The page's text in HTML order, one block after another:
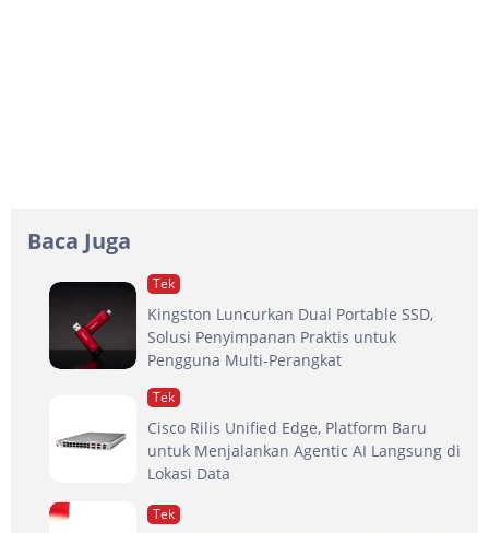
Baca Juga
Tek
Kingston Luncurkan Dual Portable SSD,
Solusi Penyimpanan Praktis untuk
Pengguna Multi-Perangkat
Tek
Cisco Rilis Unified Edge, Platform Baru
untuk Menjalankan Agentic AI Langsung di
Lokasi Data
Tek